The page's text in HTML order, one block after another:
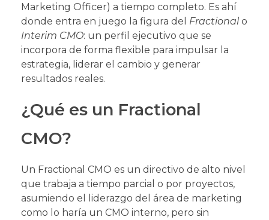
Marketing Officer) a tiempo completo. Es ahí
donde entra en juego la figura del Fractionalo
Interim CMO: un perfil ejecutivo que se
incorpora de forma flexible para impulsar la
estrategia, liderar el cambio y generar
resultados reales.
¿Qué es un Fractional
CMO?
Un Fractional CMO es un directivo de alto nivel
que trabaja a tiempo parcial o por proyectos,
asumiendo el liderazgo del área de marketing
como lo haría un CMO interno, pero sin